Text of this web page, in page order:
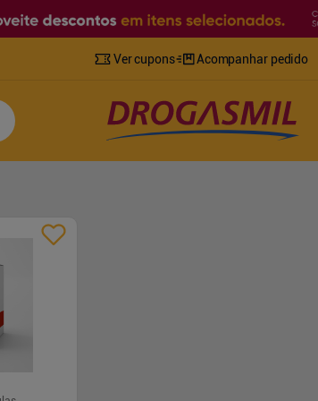
Ver cupons Acompanhar pedido